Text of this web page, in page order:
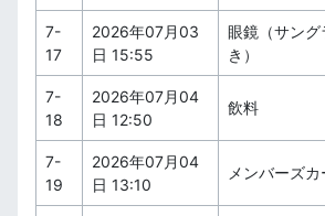
7-
17
2026年07月03
日 15:55
眼鏡（サング
き）
7-
18
2026年07月04
日 12:50
飲料
7-
19
2026年07月04
日 13:10
メンバーズカ